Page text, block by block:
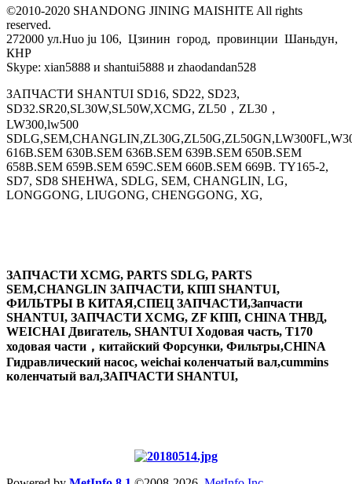
©2010-2020 SHANDONG JINING MAISHITE All rights
reserved.
272000 ул.Huo ju 106, Цзинин город, провинции Шаньдун,
КНР
Skype: xian5888 и shantui5888 и zhaodandan528
ЗАПЧАСТИ SHANTUI SD16, SD22, SD23,
SD32.SR20,SL30W,SL50W,XCMG, ZL50，ZL30，
LW300,lw500
616B.SEM 630B.SEM 636B.SEM 639B.SEM 650B.SEM
658B.SEM 659B.SEM 659C.SEM 660B.SEM 669B. TY165-2,
SD7, SD8 SHEHWA, SDLG, SEM, CHANGLIN, LG,
LONGGONG, LIUGONG, CHENGGONG, XG,
ЗАПЧАСТИ XCMG, PARTS SDLG, PARTS
SEM,CHANGLIN ЗАПЧАСТИ, КПП SHANTUI,
ФИЛЬТРЫ В КИТАЯ,СПЕЦ ЗАПЧАСТИ,Запчасти
SHANTUI, ЗАПЧАСТИ XCMG, ZF КПП, CHINA ТНВД,
WEICHAI Двигатель, SHANTUI Ходовая часть, T170
ходовая части，китайский Форсунки, Фильтры,CHINA
Гидравлический насос, weichai коленчатый вал,cummins
коленчатый вал,ЗАПЧАСТИ SHANTUI,